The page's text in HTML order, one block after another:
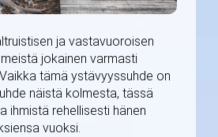
ja vastavuoroisen
jokainen varmasti
tämä ystävyyssuhde on
näistä kolmesta, tässä
ihmistä rehellisesti hänen
vuoksi.